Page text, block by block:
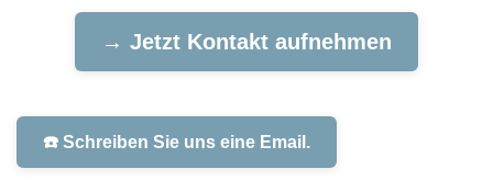
→ Jetzt Kontakt aufnehmen
☎️ Schreiben Sie uns eine Email.